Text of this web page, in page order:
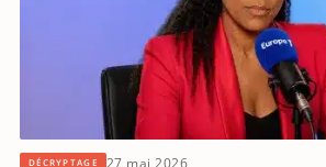
DÉCRYPTAGE 27 mai 2026